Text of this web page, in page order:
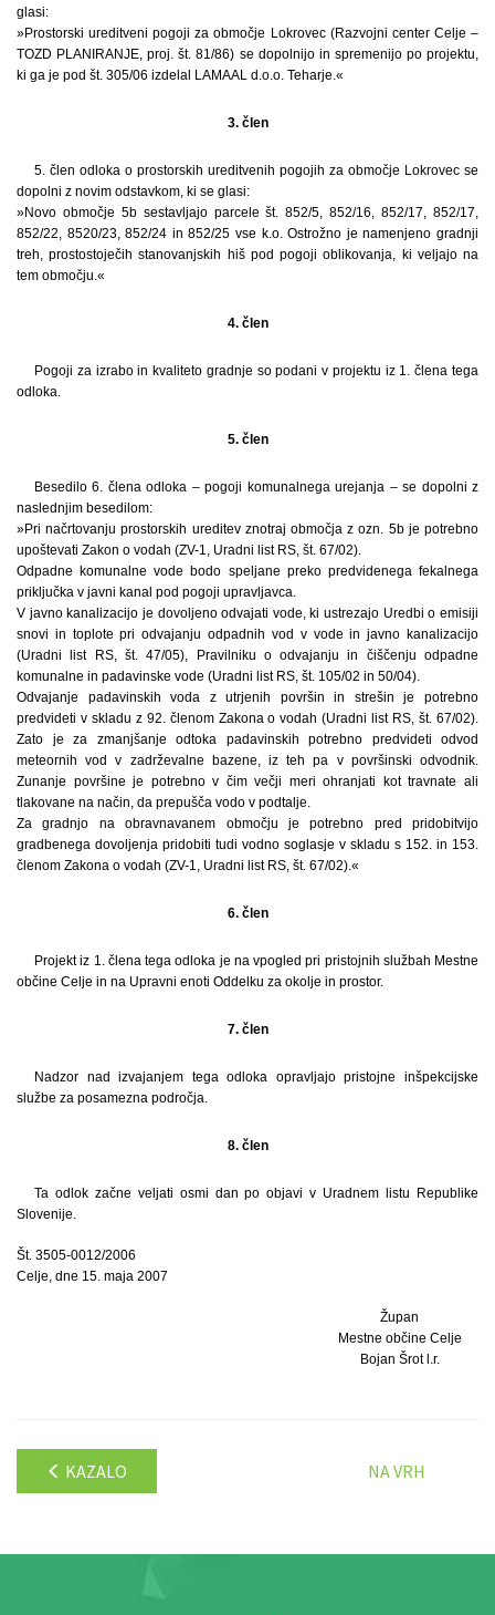
glasi:
»Prostorski ureditveni pogoji za območje Lokrovec (Razvojni center Celje –
TOZD PLANIRANJE, proj. št. 81/86) se dopolnijo in spremenijo po projektu,
ki ga je pod št. 305/06 izdelal LAMAAL d.o.o. Teharje.«
3. člen
5. člen odloka o prostorskih ureditvenih pogojih za območje Lokrovec se
dopolni z novim odstavkom, ki se glasi:
»Novo območje 5b sestavljajo parcele št. 852/5, 852/16, 852/17, 852/17,
852/22, 8520/23, 852/24 in 852/25 vse k.o. Ostrožno je namenjeno gradnji
treh, prostostoječih stanovanjskih hiš pod pogoji oblikovanja, ki veljajo na
tem območju.«
4. člen
Pogoji za izrabo in kvaliteto gradnje so podani v projektu iz 1. člena tega
odloka.
5. člen
Besedilo 6. člena odloka – pogoji komunalnega urejanja – se dopolni z
naslednjim besedilom:
»Pri načrtovanju prostorskih ureditev znotraj območja z ozn. 5b je potrebno
upoštevati Zakon o vodah (ZV-1, Uradni list RS, št. 67/02).
Odpadne komunalne vode bodo speljane preko predvidenega fekalnega
priključka v javni kanal pod pogoji upravljavca.
V javno kanalizacijo je dovoljeno odvajati vode, ki ustrezajo Uredbi o emisiji
snovi in toplote pri odvajanju odpadnih vod v vode in javno kanalizacijo
(Uradni list RS, št. 47/05), Pravilniku o odvajanju in čiščenju odpadne
komunalne in padavinske vode (Uradni list RS, št. 105/02 in 50/04).
Odvajanje padavinskih voda z utrjenih površin in strešin je potrebno
predvideti v skladu z 92. členom Zakona o vodah (Uradni list RS, št. 67/02).
Zato je za zmanjšanje odtoka padavinskih potrebno predvideti odvod
meteornih vod v zadrževalne bazene, iz teh pa v površinski odvodnik.
Zunanje površine je potrebno v čim večji meri ohranjati kot travnate ali
tlakovane na način, da prepušča vodo v podtalje.
Za gradnjo na obravnavanem območju je potrebno pred pridobitvijo
gradbenega dovoljenja pridobiti tudi vodno soglasje v skladu s 152. in 153.
členom Zakona o vodah (ZV-1, Uradni list RS, št. 67/02).«
6. člen
Projekt iz 1. člena tega odloka je na vpogled pri pristojnih službah Mestne
občine Celje in na Upravni enoti Oddelku za okolje in prostor.
7. člen
Nadzor nad izvajanjem tega odloka opravljajo pristojne inšpekcijske
službe za posamezna področja.
8. člen
Ta odlok začne veljati osmi dan po objavi v Uradnem listu Republike
Slovenije.
Št. 3505-0012/2006
Celje, dne 15. maja 2007
Župan
Mestne občine Celje
Bojan Šrot l.r.
KAZALO NA VRH